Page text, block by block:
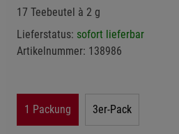
17 Teebeutel à 2 g
Lieferstatus: sofort lieferbar
Artikelnummer: 138986
1 Packung 3er-Pack